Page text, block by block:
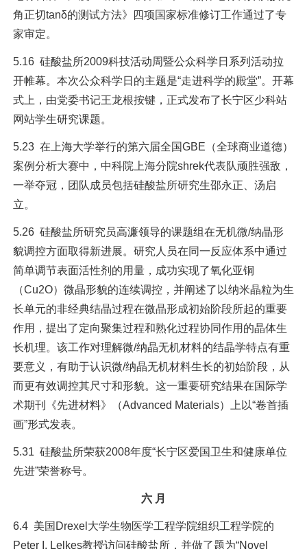
角正切tanδ的测试方法》四项国家标准修订工作通过了专
家审定。
5.16 硅酸盐所2009科技活动周暨公众科学日系列活动拉
开帷幕。本次公众科学日的主题是“走进科学的殿堂”。开幕
式上，由党委书记王龙根按键，正式发布了长宁区少科站
网站学生研究课题。
5.23 在上海大学举行的第六届全国GBE（全球商业道德）
案例分析大赛中，中科院上海分院shrek代表队顽胜强敌，
一举夺冠，团队成员包括硅酸盐所研究生邵永正、汤启
立。
5.26 硅酸盐所研究员高濂领导的课题组在无机微/纳晶形
貌调控方面取得新进展。研究人员在同一反应体系中通过
简单调节表面活性剂的用量，成功实现了氧化亚铜
（Cu2O）微晶形貌的连续调控，并阐述了以纳米晶粒为生
长单元的非经典结晶过程在微晶形成初始阶段所起的重要
作用，提出了定向聚集过程和熟化过程协同作用的晶体生
长机理。该工作对理解微/纳晶无机材料的结晶学特点有重
要意义，有助于认识微/纳晶无机材料生长的初始阶段，从
而更有效调控其尺寸和形貌。这一重要研究结果在国际学
术期刊《先进材料》（Advanced Materials）上以“卷首插
画”形式发表。
5.31 硅酸盐所荣获2008年度“长宁区爱国卫生和健康单位
先进”荣誉称号。
六 月
6.4 美国Drexel大学生物医学工程学院组织工程学院的
Peter I. Lelkes教授访问硅酸盐所，并做了题为“Novel